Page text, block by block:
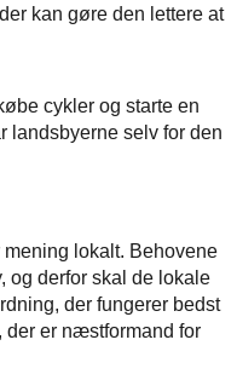
kan gøre den lettere at
cykler og starte en
landsbyerne selv for den
lokalt. Behovene
og derfor skal de lokale
der fungerer bedst
der er næstformand for